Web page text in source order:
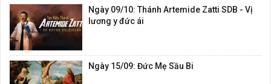
Ngày 09/10: Thánh Artemide Zatti SDB - Vị
lương y đức ái
Ngày 15/09: Đức Mẹ Sầu Bi